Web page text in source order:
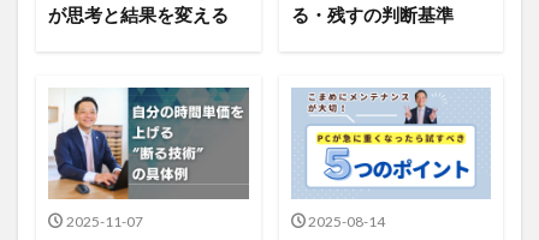
が思考と結果を変える
る・残すの判断基準
2025-11-07 2025-08-14